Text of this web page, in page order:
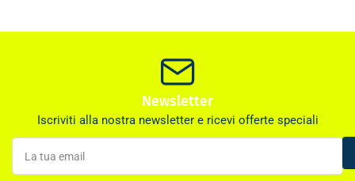
Newsletter
Iscriviti alla nostra newsletter e ricevi offerte speciali
La
tua
email